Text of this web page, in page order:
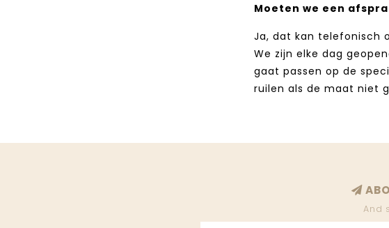
Moeten we een
Ja, dat kan telefonisch
We zijn elke dag
gaat passen op de
ruilen als de maat niet
And